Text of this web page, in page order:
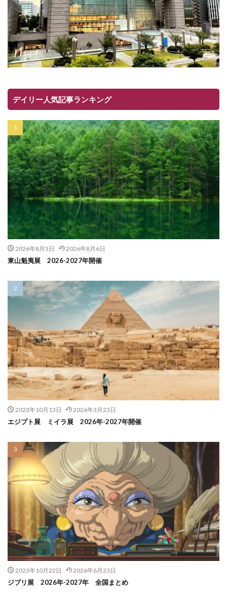
デイリー人気記事ランキング
2026年8月5日 2026年8月6日
東山魁夷展 2026-2027年開催
2023年10月13日 2026年3月23日
エジプト展 ミイラ展 2026年-2027年開催
2023年10月22日 2026年6月23日
ジブリ展 2026年-2027年 全国まとめ